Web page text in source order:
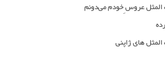
عروس ِخودم می‌دونم
های ژاپنی